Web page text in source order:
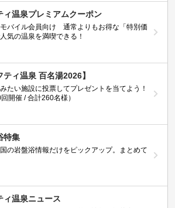
ィ温泉プレミアムクーポン
モバイル会員向け 通常よりもお得な「特別価
気の温泉を満喫できる！
ティ温泉 百名湯2026】
たい施設に投票してプレゼントを当てよう！
回開催 / 合計260名様）
特集
の岩盤浴情報だけをピックアップ。まとめて
ィ温泉ニュース